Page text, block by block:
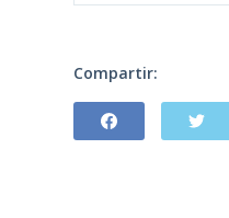
Compartir: